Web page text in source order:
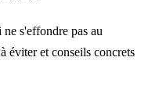
s'effondre pas au
éviter et conseils concrets